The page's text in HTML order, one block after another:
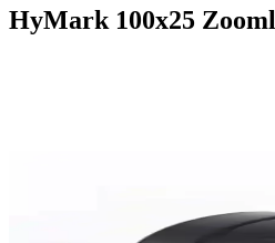
HyMark 100x25